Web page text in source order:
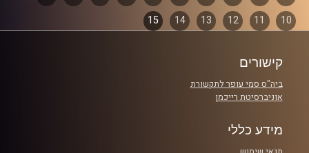
והפעם: סערת הסטודנטית במדים באוניברסיטה
העברית
קרדיט תמונות:
פרקים
10
11
12
13
14
15
קישורים
ביה"ס סמי עופר לתקשורת
אוניברסיטת רייכמן
מידע כללי